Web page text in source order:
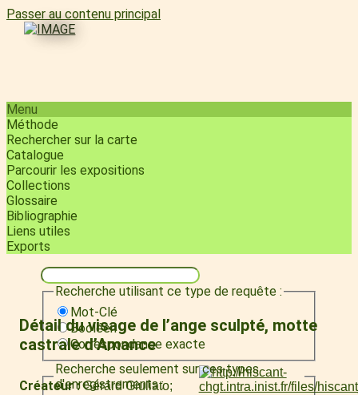
Passer au contenu principal
Menu
Méthode
Rechercher sur la carte
Catalogue
Parcourir les expositions
Collections
Glossaire
Bibliographie
Liens utiles
Exports
Recherche utilisant ce type de requête :
Mot-Clé
Booléen
Correspondance exacte
Recherche seulement sur ces types
d'enregistrements :
Détail du visage de l’ange sculpté, motte
castrale d’Amance
Créateur
Gérard Giuliato